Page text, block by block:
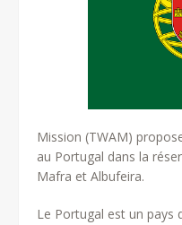
Mission (TWAM)
au Portugal dans la
Mafra et Albufeira.
Le Portugal est un pays